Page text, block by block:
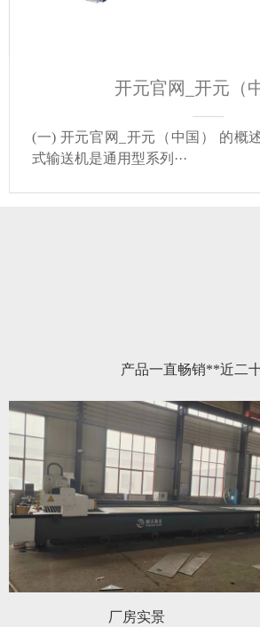
开元官网_开元（
(一) 开元官网_开元（中国） 的概
式输送机是通用型系列···
产品一直畅销**近二
厂房实景